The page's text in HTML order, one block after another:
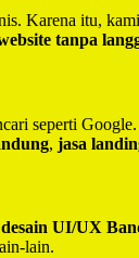
Karena itu,
tanpa
seperti
, jasa
UI/UX
lain.